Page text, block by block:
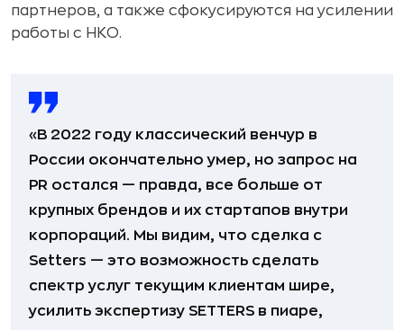
партнеров, а также сфокусируются на усилении
работы с НКО.
«В 2022 году классический венчур в
России окончательно умер, но запрос на
PR остался — правда, все больше от
крупных брендов и их стартапов внутри
корпораций. Мы видим, что сделка с
Setters — это возможность сделать
спектр услуг текущим клиентам шире,
усилить экспертизу SETTERS в пиаре,